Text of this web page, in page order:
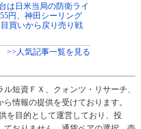
は日米当局の防衛ライ
円、神田シーリング
買いから戻り売り戦
>>人気記事一覧を見る
短資ＦＸ、クォンツ・リサーチ、
情報の提供を受けております。
を目的として運営しており、投